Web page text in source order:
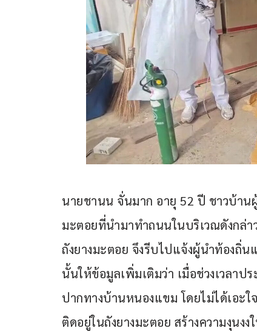
นายชานน จั่นมาก อายุ 52 ปี ชาวบ้าน
มะตอยที่นำมาทำถนนในบริเวณดังกล่
ถังยางมะตอย จึงรีบไปแจ้งผู้นำท้องถิ่
นั้นให้ข้อมูลเพิ่มเติมว่า เมื่อช่วงเวลา
ปากทางบ้านหนองแขม โดยไม่ได้เอะ
ติดอยู่ในถังยางมะตอย สร้างความงุนง